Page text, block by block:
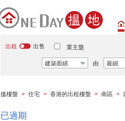
出租 出售 業主盤
建築面績 由 最細
搵樓盤 > 住宅 > 香港的出租樓盤 > 南區 >
已過期